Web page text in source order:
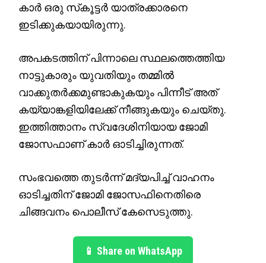
കാർ ഒരു സ്‌കൂട്ടർ യാത്രക്കാരനെ
ഇടിക്കുകയായിരുന്നു.
അപകടത്തിന് പിന്നാലെ സ്ഥലത്തെത്തിയ
നാട്ടുകാരും യുവതിയും തമ്മിൽ
വാക്കുതർക്കമുണ്ടാകുകയും പിന്നീട് അത്
കയ്യാങ്കളിയിലേക്ക് നീങ്ങുകയും ചെയ്തു.
ഇത്തിത്താനം സ്വദേശിനിയായ ജോമി
ജോസഫാണ് കാർ ഓടിച്ചിരുന്നത്.
സംഭവത്തെ തുടർന്ന് മദ്യപിച്ച് വാഹനം
ഓടിച്ചതിന് ജോമി ജോസഫിനെതിരെ
ചിങ്ങവനം പൊലീസ് കേസെടുത്തു.
📱 Share on WhatsApp